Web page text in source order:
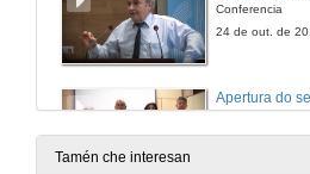
Conferencia
24 de out. de
24 de out. de
Tamén che interesan